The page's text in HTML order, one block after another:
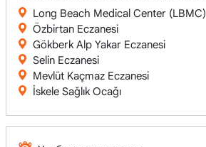
Long Beach Medical Center (LBMC)
Özbirtan Eczanesi
Gökberk Alp Yakar Eczanesi
Selin Eczanesi
Mevlüt Kaçmaz Eczanesi
İskele Sağlık Ocağı